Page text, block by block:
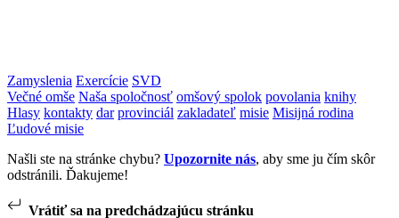
Zamyslenia Exercície SVD
Večné omše Naša spoločnosť omšový spolok povolania knihy
Hlasy kontakty dar provinciál zakladateľ misie Misijná rodina
Ľudové misie
Našli ste na stránke chybu? Upozornite nás, aby sme ju čím skôr
odstránili. Ďakujeme!
Vrátiť sa na predchádzajúcu stránku